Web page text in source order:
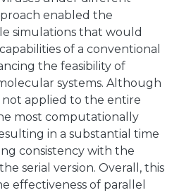
enabled the
simulations that would
of a conventional
the feasibility of
systems. Although
applied to the entire
most computationally
in a substantial time
consistency with the
serial version. Overall, this
effectiveness of parallel